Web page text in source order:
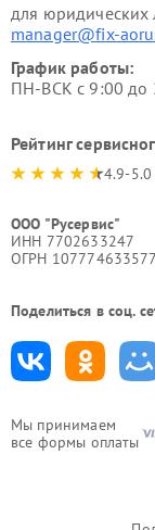
Мы принимаем
все формы оплаты
для юридических
manager@fix-
График работы:
ПН-ВСК с 9:00 до
Рейтинг
4.9-5.0
ООО "Русервис"
ИНН 7702633247
ОГРН
Поделиться в соц.